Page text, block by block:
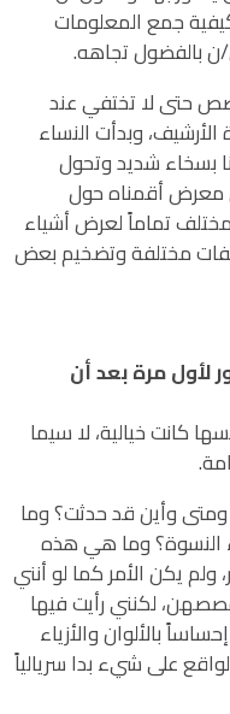
جمع المعلومات
بالفضول تجاهه.
حتى لا تختفي عند
وبدأت النساء
بسخاء شديد وتحول
معرض أقمناه حول
تماماً لعرض أشياء
مختلفة وتضخيم بعض
لأول مرة بعد أن
كانت خيالية، لا سيما
وأين قد حدثت؟ وما
النسوة؟ وما هي هذه
ولم يكن الأمر كما لو أنني
لكنني رأيت فيها
بالألوان والأزياء
على شيء بدا سريالياً